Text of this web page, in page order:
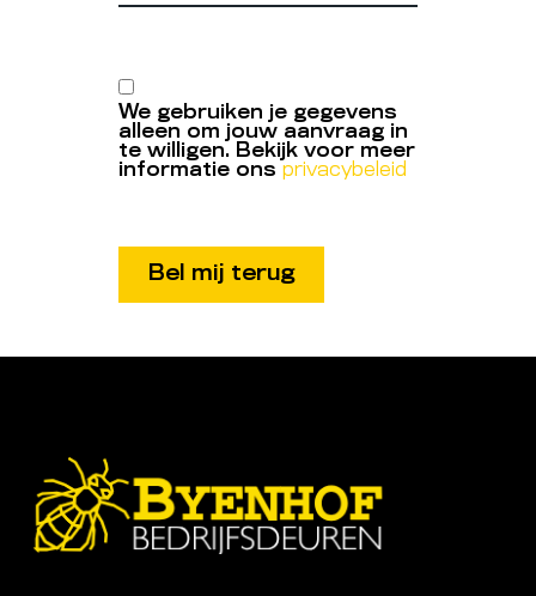
We gebruiken je gegevens
alleen om jouw aanvraag in
te willigen. Bekijk voor meer
informatie ons privacybeleid